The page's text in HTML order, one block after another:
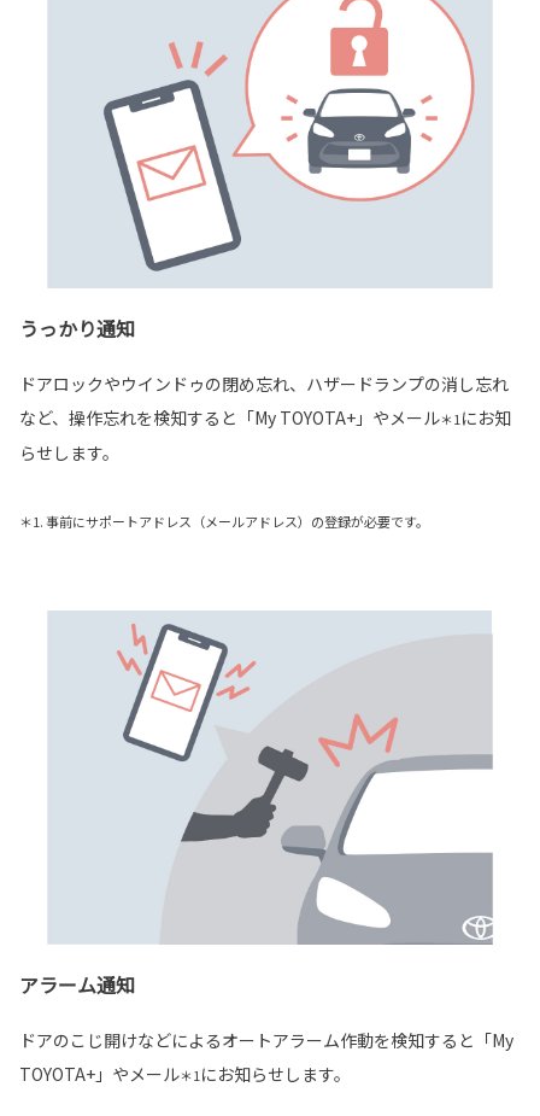
うっかり通知
ドアロックやウインドゥの閉め忘れ、ハザードランプの消し忘れ
など、操作忘れを検知すると「My TOYOTA+」やメール＊1 にお知
らせします。
＊1. 事前にサポートアドレス（メールアドレス）の登録が必要です。
アラーム通知
ドアのこじ開けなどによるオートアラーム作動を検知すると「My
TOYOTA+」やメール＊1 にお知らせします。